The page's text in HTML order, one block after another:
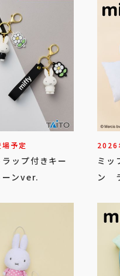
予定
ップ付きキー
ンver.
2026
ミッ
ン